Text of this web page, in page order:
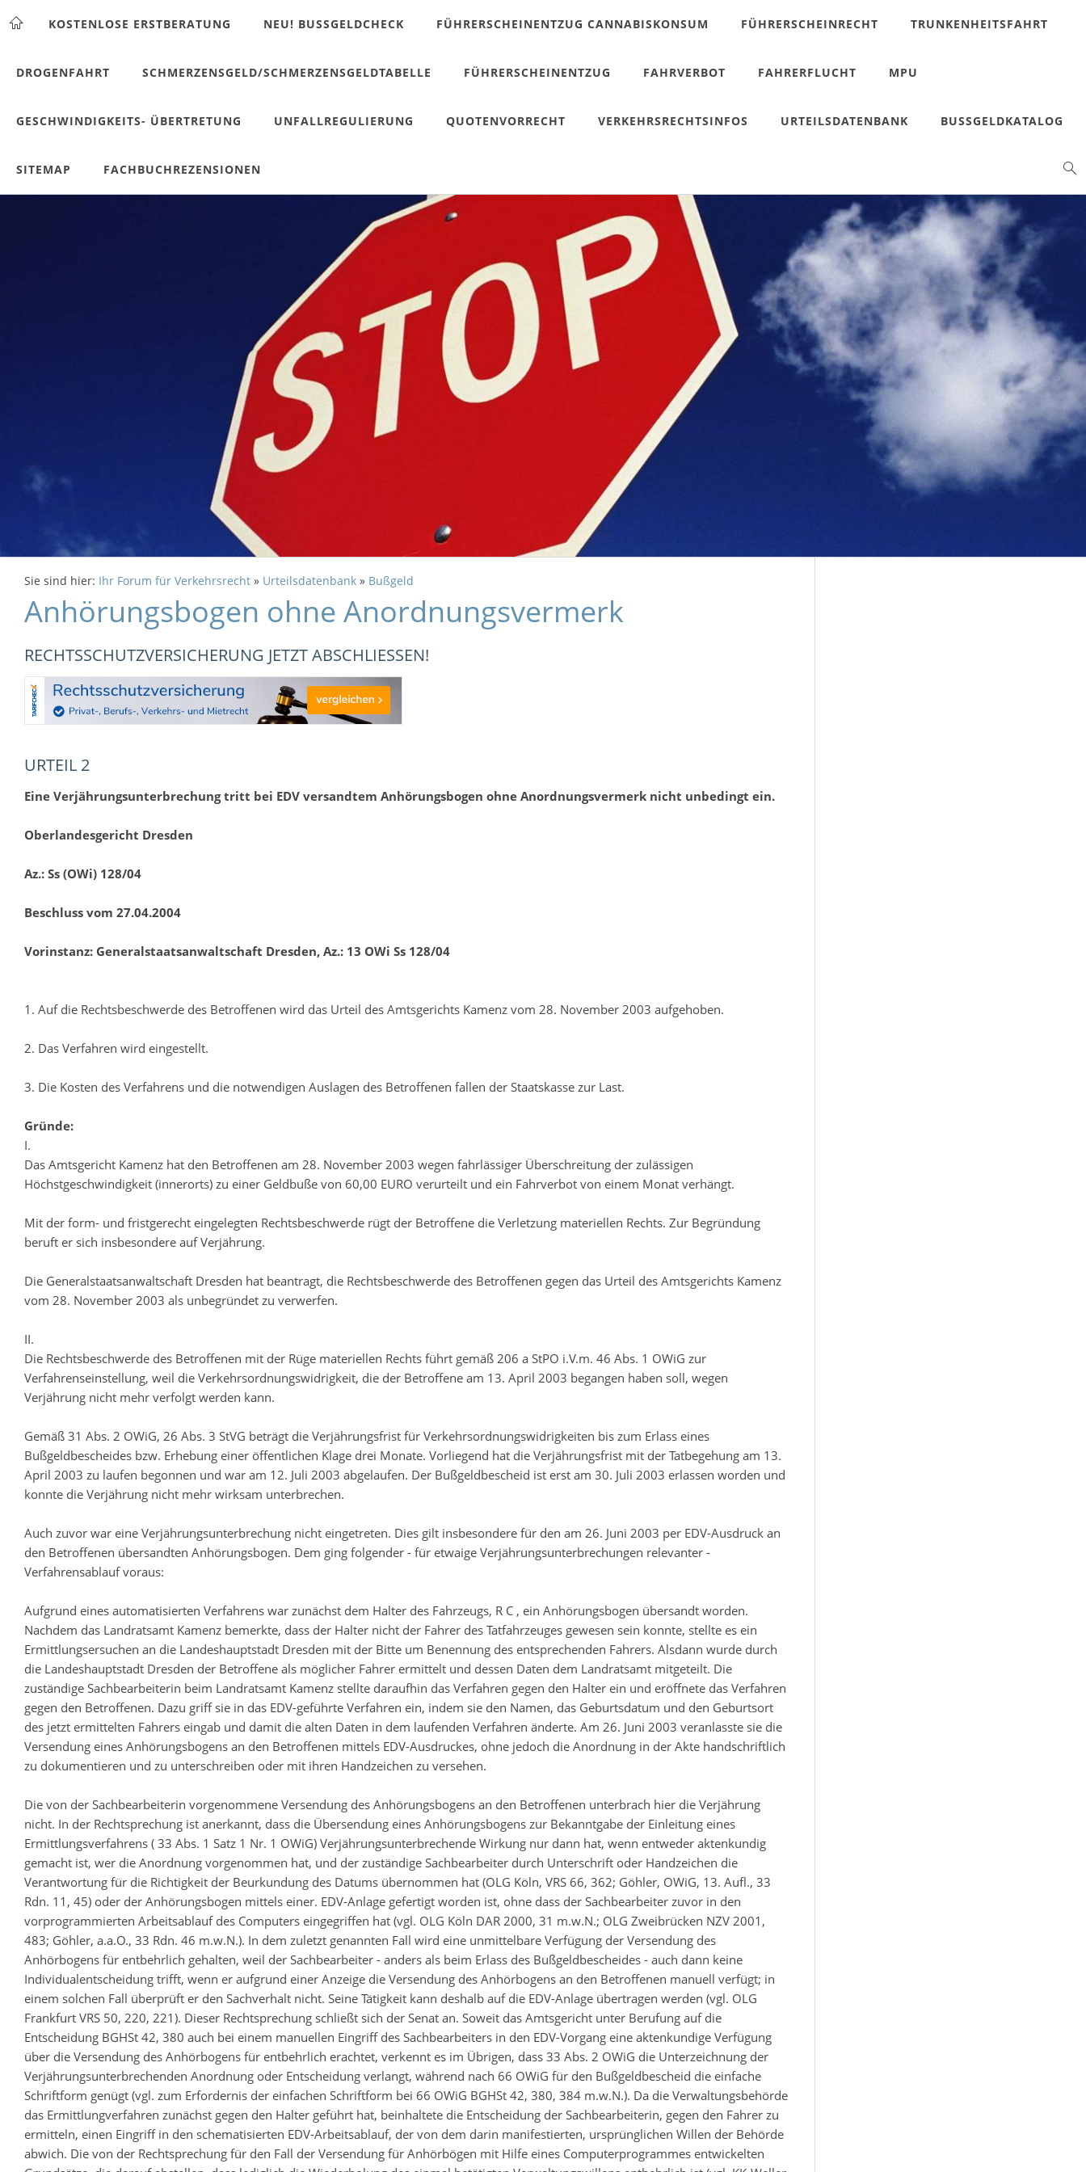
KOSTENLOSE ERSTBERATUNG NEU! BUSSGELDCHECK FÜHRERSCHEINENTZUG CANNABISKONSUM FÜHRERSCHEINRECHT TRUNKENHEITSFAHRT
DROGENFAHRT SCHMERZENSGELD/SCHMERZENSGELDTABELLE FÜHRERSCHEINENTZUG FAHRVERBOT FAHRERFLUCHT MPU
GESCHWINDIGKEITS- ÜBERTRETUNG UNFALLREGULIERUNG QUOTENVORRECHT VERKEHRSRECHTSINFOS URTEILSDATENBANK BUSSGELDKATALOG
SITEMAP FACHBUCHREZENSIONEN
Sie sind hier: Ihr Forum für Verkehrsrecht » Urteilsdatenbank » Bußgeld
Anhörungsbogen ohne Anordnungsvermerk
RECHTSSCHUTZVERSICHERUNG JETZT ABSCHLIESSEN!
URTEIL 2
Eine Verjährungsunterbrechung tritt bei EDV versandtem Anhörungsbogen ohne Anordnungsvermerk nicht unbedingt ein.
Oberlandesgericht Dresden
Az.: Ss (OWi) 128/04
Beschluss vom 27.04.2004
Vorinstanz: Generalstaatsanwaltschaft Dresden, Az.: 13 OWi Ss 128/04
1. Auf die Rechtsbeschwerde des Betroffenen wird das Urteil des Amtsgerichts Kamenz vom 28. November 2003 aufgehoben.
2. Das Verfahren wird eingestellt.
3. Die Kosten des Verfahrens und die notwendigen Auslagen des Betroffenen fallen der Staatskasse zur Last.
Gründe:
I.
Das Amtsgericht Kamenz hat den Betroffenen am 28. November 2003 wegen fahrlässiger Überschreitung der zulässigen
Höchstgeschwindigkeit (innerorts) zu einer Geldbuße von 60,00 EURO verurteilt und ein Fahrverbot von einem Monat verhängt.
Mit der form- und fristgerecht eingelegten Rechtsbeschwerde rügt der Betroffene die Verletzung materiellen Rechts. Zur Begründung
beruft er sich insbesondere auf Verjährung.
Die Generalstaatsanwaltschaft Dresden hat beantragt, die Rechtsbeschwerde des Betroffenen gegen das Urteil des Amtsgerichts Kamenz
vom 28. November 2003 als unbegründet zu verwerfen.
II.
Die Rechtsbeschwerde des Betroffenen mit der Rüge materiellen Rechts führt gemäß 206 a StPO i.V.m. 46 Abs. 1 OWiG zur
Verfahrenseinstellung, weil die Verkehrsordnungswidrigkeit, die der Betroffene am 13. April 2003 begangen haben soll, wegen
Verjährung nicht mehr verfolgt werden kann.
Gemäß 31 Abs. 2 OWiG, 26 Abs. 3 StVG beträgt die Verjährungsfrist für Verkehrsordnungswidrigkeiten bis zum Erlass eines
Bußgeldbescheides bzw. Erhebung einer öffentlichen Klage drei Monate. Vorliegend hat die Verjährungsfrist mit der Tatbegehung am 13.
April 2003 zu laufen begonnen und war am 12. Juli 2003 abgelaufen. Der Bußgeldbescheid ist erst am 30. Juli 2003 erlassen worden und
konnte die Verjährung nicht mehr wirksam unterbrechen.
Auch zuvor war eine Verjährungsunterbrechung nicht eingetreten. Dies gilt insbesondere für den am 26. Juni 2003 per EDV-Ausdruck an
den Betroffenen übersandten Anhörungsbogen. Dem ging folgender - für etwaige Verjährungsunterbrechungen relevanter -
Verfahrensablauf voraus:
Aufgrund eines automatisierten Verfahrens war zunächst dem Halter des Fahrzeugs, R C , ein Anhörungsbogen übersandt worden.
Nachdem das Landratsamt Kamenz bemerkte, dass der Halter nicht der Fahrer des Tatfahrzeuges gewesen sein konnte, stellte es ein
Ermittlungsersuchen an die Landeshauptstadt Dresden mit der Bitte um Benennung des entsprechenden Fahrers. Alsdann wurde durch
die Landeshauptstadt Dresden der Betroffene als möglicher Fahrer ermittelt und dessen Daten dem Landratsamt mitgeteilt. Die
zuständige Sachbearbeiterin beim Landratsamt Kamenz stellte daraufhin das Verfahren gegen den Halter ein und eröffnete das Verfahren
gegen den Betroffenen. Dazu griff sie in das EDV-geführte Verfahren ein, indem sie den Namen, das Geburtsdatum und den Geburtsort
des jetzt ermittelten Fahrers eingab und damit die alten Daten in dem laufenden Verfahren änderte. Am 26. Juni 2003 veranlasste sie die
Versendung eines Anhörungsbogens an den Betroffenen mittels EDV-Ausdruckes, ohne jedoch die Anordnung in der Akte handschriftlich
zu dokumentieren und zu unterschreiben oder mit ihren Handzeichen zu versehen.
Die von der Sachbearbeiterin vorgenommene Versendung des Anhörungsbogens an den Betroffenen unterbrach hier die Verjährung
nicht. In der Rechtsprechung ist anerkannt, dass die Übersendung eines Anhörungsbogens zur Bekanntgabe der Einleitung eines
Ermittlungsverfahrens ( 33 Abs. 1 Satz 1 Nr. 1 OWiG) Verjährungsunterbrechende Wirkung nur dann hat, wenn entweder aktenkundig
gemacht ist, wer die Anordnung vorgenommen hat, und der zuständige Sachbearbeiter durch Unterschrift oder Handzeichen die
Verantwortung für die Richtigkeit der Beurkundung des Datums übernommen hat (OLG Köln, VRS 66, 362; Göhler, OWiG, 13. Aufl., 33
Rdn. 11, 45) oder der Anhörungsbogen mittels einer. EDV-Anlage gefertigt worden ist, ohne dass der Sachbearbeiter zuvor in den
vorprogrammierten Arbeitsablauf des Computers eingegriffen hat (vgl. OLG Köln DAR 2000, 31 m.w.N.; OLG Zweibrücken NZV 2001,
483; Göhler, a.a.O., 33 Rdn. 46 m.w.N.). In dem zuletzt genannten Fall wird eine unmittelbare Verfügung der Versendung des
Anhörbogens für entbehrlich gehalten, weil der Sachbearbeiter - anders als beim Erlass des Bußgeldbescheides - auch dann keine
Individualentscheidung trifft, wenn er aufgrund einer Anzeige die Versendung des Anhörbogens an den Betroffenen manuell verfügt; in
einem solchen Fall überprüft er den Sachverhalt nicht. Seine Tätigkeit kann deshalb auf die EDV-Anlage übertragen werden (vgl. OLG
Frankfurt VRS 50, 220, 221). Dieser Rechtsprechung schließt sich der Senat an. Soweit das Amtsgericht unter Berufung auf die
Entscheidung BGHSt 42, 380 auch bei einem manuellen Eingriff des Sachbearbeiters in den EDV-Vorgang eine aktenkundige Verfügung
über die Versendung des Anhörbogens für entbehrlich erachtet, verkennt es im Übrigen, dass 33 Abs. 2 OWiG die Unterzeichnung der
Verjährungsunterbrechenden Anordnung oder Entscheidung verlangt, während nach 66 OWiG für den Bußgeldbescheid die einfache
Schriftform genügt (vgl. zum Erfordernis der einfachen Schriftform bei 66 OWiG BGHSt 42, 380, 384 m.w.N.). Da die Verwaltungsbehörde
das Ermittlungverfahren zunächst gegen den Halter geführt hat, beinhaltete die Entscheidung der Sachbearbeiterin, gegen den Fahrer zu
ermitteln, einen Eingriff in den schematisierten EDV-Arbeitsablauf, der von dem darin manifestierten, ursprünglichen Willen der Behörde
abwich. Die von der Rechtsprechung für den Fall der Versendung für Anhörbögen mit Hilfe eines Computerprogrammes entwickelten